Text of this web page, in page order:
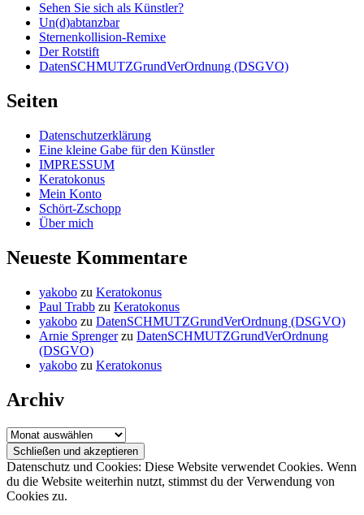
Sehen Sie sich als Künstler?
Un(d)abtanzbar
Sternenkollision-Remixe
Der Rotstift
DatenSCHMUTZGrundVerOrdnung (DSGVO)
Seiten
Datenschutzerklärung
Eine kleine Gabe für den Künstler
IMPRESSUM
Keratokonus
Mein Konto
Schört-Zschopp
Über mich
Neueste Kommentare
yakobo zu Keratokonus
Paul Trabb zu Keratokonus
yakobo zu DatenSCHMUTZGrundVerOrdnung (DSGVO)
Arnie Sprengerzu DatenSCHMUTZGrundVerOrdnung
(DSGVO)
yakobo zu Keratokonus
Archiv
Archiv
Datenschutz und Cookies: Diese Website verwendet Cookies. Wenn
du die Website weiterhin nutzt, stimmst du der Verwendung von
Cookies zu.